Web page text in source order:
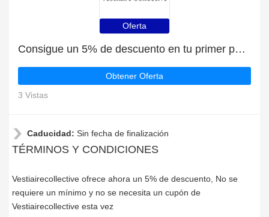
Oferta
Consigue un 5% de descuento en tu primer pedido en Vestiairecollective
Obtener Oferta
3 Vistas
Caducidad: Sin fecha de finalización
TÉRMINOS Y CONDICIONES
Vestiairecollective ofrece ahora un 5% de descuento, No se
requiere un mínimo y no se necesita un cupón de
Vestiairecollective esta vez